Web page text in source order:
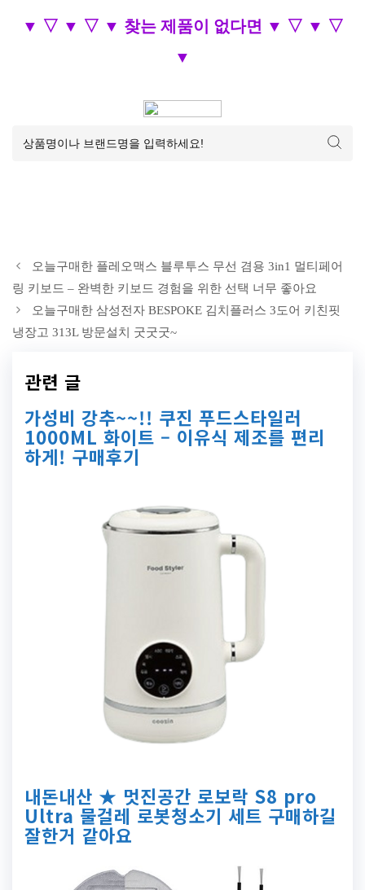
▼ ▽ ▼ ▽ ▼ 찾는 제품이 없다면 ▼ ▽ ▼ ▽
▼
오늘구매한 플레오맥스 블루투스 무선 겸용 3in1 멀티페어
링 키보드 – 완벽한 키보드 경험을 위한 선택 너무 좋아요
오늘구매한 삼성전자 BESPOKE 김치플러스 3도어 키친핏
냉장고 313L 방문설치 굿굿굿~
관련 글
가성비 강추~~!! 쿠진 푸드스타일러
1000ML 화이트 – 이유식 제조를 편리
하게! 구매후기
내돈내산 ★ 멋진공간 로보락 S8 pro
Ultra 물걸레 로봇청소기 세트 구매하길
잘한거 같아요